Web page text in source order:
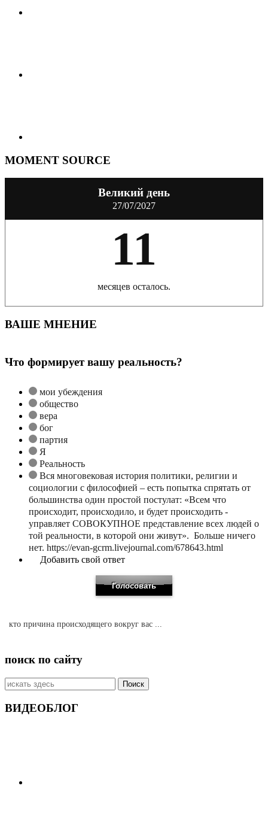
MOMENT SOURCE
Великий день
27/07/2027
11
месяцев осталось.
ВАШЕ МНЕНИЕ
Что формирует вашу реальность?
мои убеждения
общество
вера
бог
партия
Я
Реальность
Вся многовековая история политики, религии и
социологии с философией – есть попытка спрятать от
большинства один простой постулат: «Всем что
происходит, происходило, и будет происходить -
управляет СОВОКУПНОЕ представление всех людей о
той реальности, в которой они живут». Больше ничего
нет. https://evan-gcrm.livejournal.com/678643.html
Добавить свой ответ
кто причина происходящего вокруг вас ...
поиск по сайту
Искать:
ВИДЕОБЛОГ